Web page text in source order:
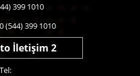
399 1010
(544) 399 1010
İletişim 2
Tel: